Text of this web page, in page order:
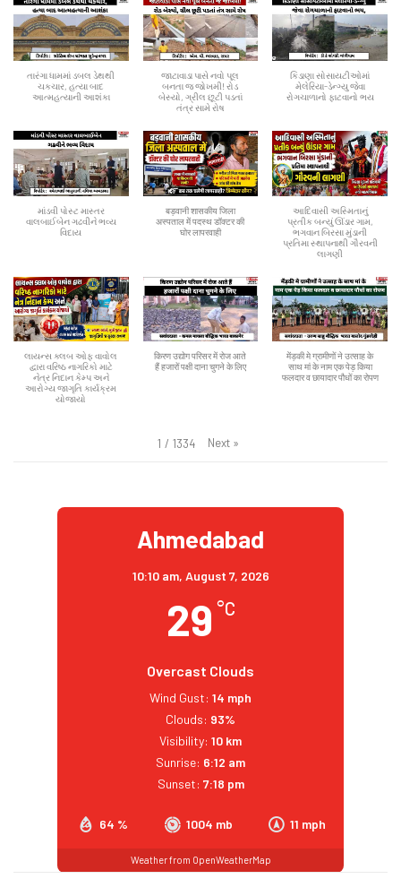
તારંગા ધામમાં ડબલ ડેથથી
ચકચાર, હત્યા બાદ
આત્મહત્યાની આશંકા
જાટાવાડા પાસે નવો પૂલ
બનતા જ જોખમી! રોડ
બેસ્યો, ગ્રીલ છૂટી પડતાં
તંત્ર સામે રોષ
કિડાણા સોસાયટીઓમાં
મેલેરિયા-ડેન્ગ્યુ જેવા
રોગચાળાનો ફાટવાનો ભય
માંડવી પોસ્ટ માસ્તર
વાલબાઈબેન ગઢવીને ભવ્ય
વિદાય
बड़वानी शासकीय जिला
अस्पताल में पदस्थ डॉक्टर की
घोर लापरवाही
આદિવાસી અસ્મિતાનું
પ્રતીક બન્યું ઊંડાર ગામ,
ભગવાન બિરસા મુંડાની
પ્રતિમા સ્થાપનાથી ગૌરવની
લાગણી
લાયન્સ ક્લબ ઓફ વાવોલ
દ્વારા વરિષ્ઠ નાગરિકો માટે
નેત્ર નિદાન કેમ્પ અને
આરોગ્ય જાગૃતિ કાર્યક્રમ
યોજાયો
किरण उद्योग परिसर में रोज आते
हैं हजारों पक्षी दाना चुगने के लिए
मेंड़की मे ग्रामीणों ने उत्साह के
साथ मां के नाम एक पेड़ किया
फलदार व छायादार पौधों का रोपण
1 / 1334 Next »
Ahmedabad
10:10 am, August 7, 2026
29 °C
Overcast Clouds
64 % 1004 mb 11 mph
Wind Gust: 14 mph
Clouds: 93%
Visibility: 10 km
Sunrise: 6:12 am
Sunset: 7:18 pm
Weather from OpenWeatherMap